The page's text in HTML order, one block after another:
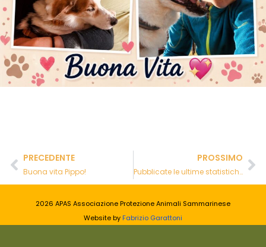
PRECEDENTE
Buona vita Pippo!
PROSSIMO
Pubblicate le ultime statistiche su sperimentazione animale in Italia
2026 APAS Associazione Protezione Animali Sammarinese
Website by Fabrizio Garattoni